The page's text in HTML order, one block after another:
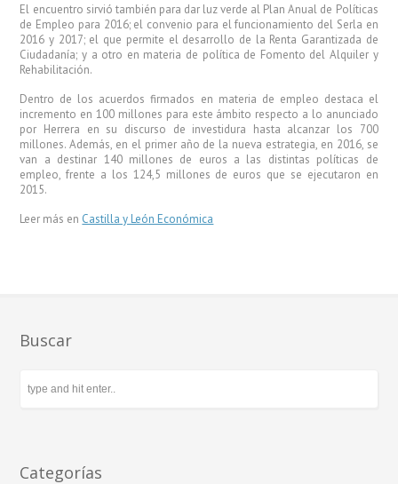
El encuentro sirvió también para dar luz verde al Plan Anual de Políticas
de Empleo para 2016; el convenio para el funcionamiento del Serla en
2016 y 2017; el que permite el desarrollo de la Renta Garantizada de
Ciudadanía; y a otro en materia de política de Fomento del Alquiler y
Rehabilitación.
Dentro de los acuerdos firmados en materia de empleo destaca el
incremento en 100 millones para este ámbito respecto a lo anunciado
por Herrera en su discurso de investidura hasta alcanzar los 700
millones. Además, en el primer año de la nueva estrategia, en 2016, se
van a destinar 140 millones de euros a las distintas políticas de
empleo, frente a los 124,5 millones de euros que se ejecutaron en
2015.
Leer más en Castilla y León Económica
Buscar
Categorías